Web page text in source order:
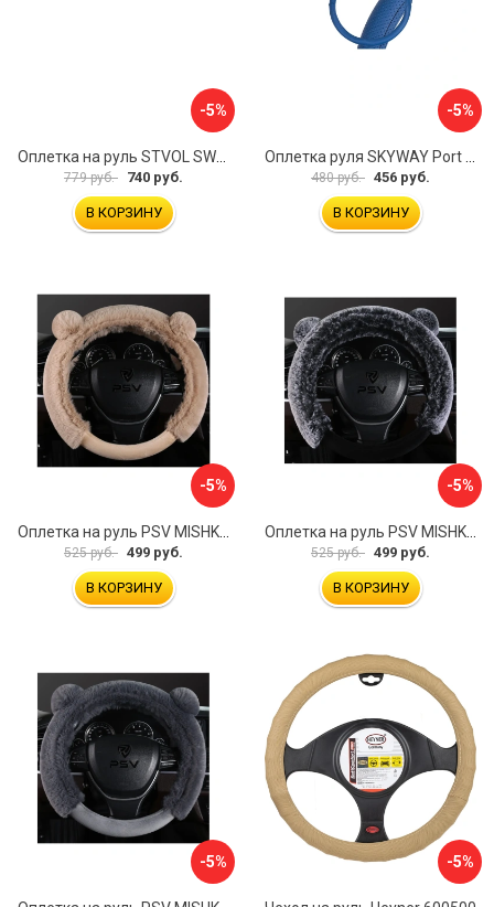
-5%
779 руб. 740 руб.
В КОРЗИНУ
-5%
480 руб. 456 руб.
В КОРЗИНУ
-5%
Оплетка на руль PSV MISHKA Premium 136099
525 руб. 499 руб.
В КОРЗИНУ
-5%
Оплетка на руль PSV MISHKA Premium 136095
525 руб. 499 руб.
В КОРЗИНУ
-5% -5%